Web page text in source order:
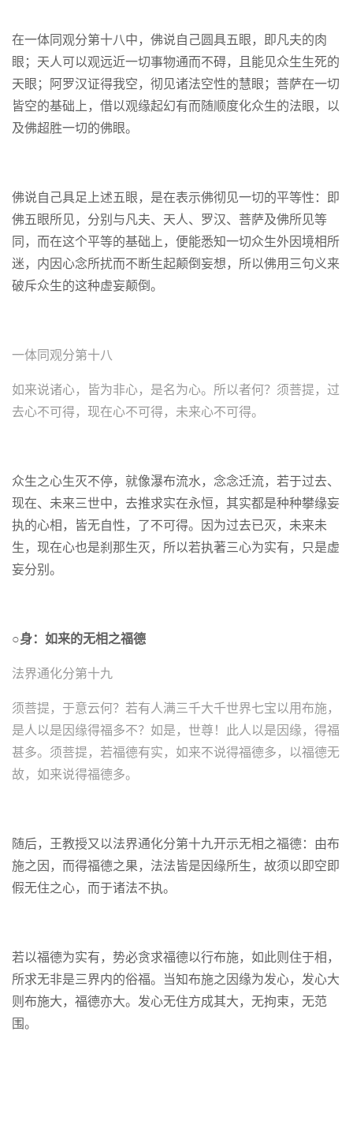
在一体同观分第十八中，佛说自己圆具五眼，即凡夫的肉
眼；天人可以观远近一切事物通而不碍，且能见众生生死的
天眼；阿罗汉证得我空，彻见诸法空性的慧眼；菩萨在一切
皆空的基础上，借以观缘起幻有而随顺度化众生的法眼，以
及佛超胜一切的佛眼。
佛说自己具足上述五眼，是在表示佛彻见一切的平等性：即
佛五眼所见，分别与凡夫、天人、罗汉、菩萨及佛所见等
同，而在这个平等的基础上，便能悉知一切众生外因境相所
迷，内因心念所扰而不断生起颠倒妄想，所以佛用三句义来
破斥众生的这种虚妄颠倒。
一体同观分第十八
如来说诸心，皆为非心，是名为心。 所以者何？须菩提，过
去心不可得，现在心不可得，未来心不可得。
众生之心生灭不停，就像瀑布流水，念念迁流，若于过去、
现在、未来三世中，去推求实在永恒，其实都是种种攀缘妄
执的心相，皆无自性，了不可得。因为过去已灭，未来未
生，现在心也是刹那生灭，所以若执著三心为实有，只是虚
妄分别。
○身：如来的无相之福德
法界通化分第十九
须菩提，于意云何？若有人满三千大千世界七宝以用布施，
是人以是因缘得福多不？ 如是，世尊！此人以是因缘，得福
甚多。 须菩提，若福德有实，如来不说得福德多，以福德无
故，如来说得福德多。
随后，王教授又以法界通化分第十九开示无相之福德：由布
施之因，而得福德之果，法法皆是因缘所生，故须以即空即
假无住之心，而于诸法不执。
若以福德为实有，势必贪求福德以行布施，如此则住于相，
所求无非是三界内的俗福。当知布施之因缘为发心，发心大
则布施大，福德亦大。发心无住方成其大，无拘束，无范
围。